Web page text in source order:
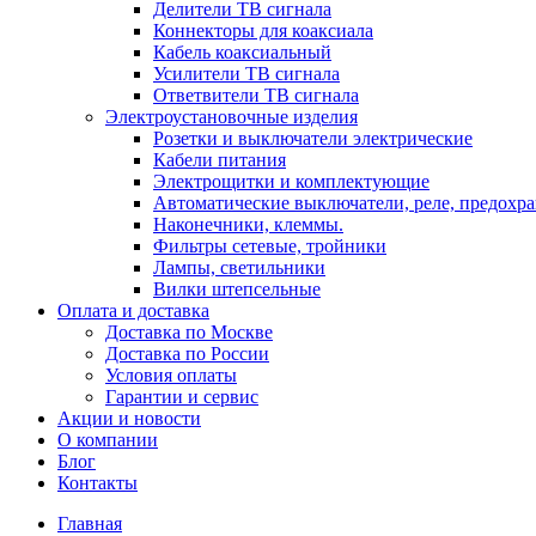
Делители ТВ сигнала
Коннекторы для коаксиала
Кабель коаксиальный
Усилители ТВ сигнала
Ответвители ТВ сигнала
Электроустановочные изделия
Розетки и выключатели электрические
Кабели питания
Электрощитки и комплектующие
Автоматические выключатели, реле,
Наконечники, клеммы.
Фильтры сетевые, тройники
Лампы, светильники
Вилки штепсельные
Оплата и доставка
Доставка по Москве
Доставка по России
Условия оплаты
Гарантии и сервис
Акции и новости
О компании
Блог
Контакты
Главная